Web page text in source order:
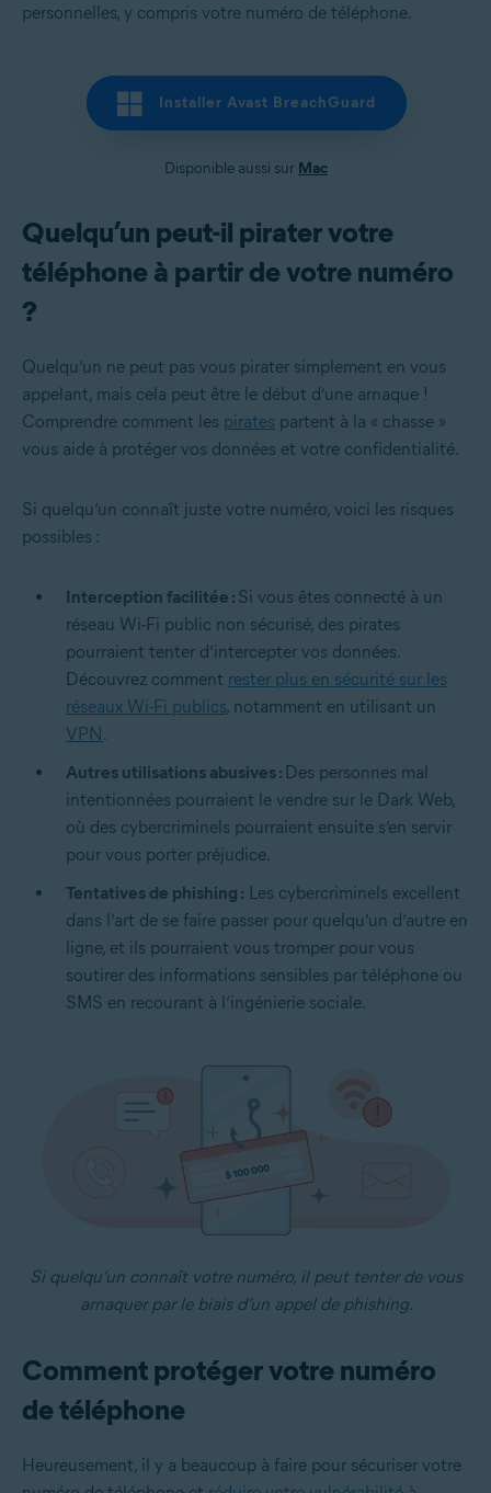
personnelles, y compris votre numéro de téléphone.
Installer Avast BreachGuard
Disponible aussi sur Mac
Quelqu’un peut-il pirater votre
téléphone à partir de votre numéro
?
Quelqu’un ne peut pas vous pirater simplement en vous
appelant, mais cela peut être le début d’une arnaque !
Comprendre comment les pirates partent à la « chasse »
vous aide à protéger vos données et votre confidentialité.
Si quelqu’un connaît juste votre numéro, voici les risques
possibles :
Interception facilitée : Si vous êtes connecté à un
réseau Wi-Fi public non sécurisé, des pirates
pourraient tenter d’intercepter vos données.
Découvrez comment rester plus en sécurité sur les
réseaux Wi-Fi publics, notamment en utilisant un
VPN .
Autres utilisations abusives : Des personnes mal
intentionnées pourraient le vendre sur le Dark Web,
où des cybercriminels pourraient ensuite s’en servir
pour vous porter préjudice.
Tentatives de phishing : Les cybercriminels excellent
dans l’art de se faire passer pour quelqu’un d’autre en
ligne, et ils pourraient vous tromper pour vous
soutirer des informations sensibles par téléphone ou
SMS en recourant à l’ingénierie sociale.
Si quelqu’un connaît votre numéro, il peut tenter de vous
arnaquer par le biais d’un appel de phishing.
Comment protéger votre numéro
de téléphone
Heureusement, il y a beaucoup à faire pour sécuriser votre